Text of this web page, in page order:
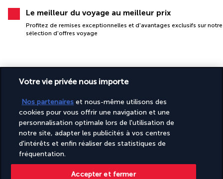
Le meilleur du voyage au meilleur prix
Profitez de remises exceptionnelles et d'avantages exclusifs sur notre
sélection d'offres voyage
PAIEMENT SÉCURISÉ
Votre vie privée nous importe
Nos partenaires et nous-même utilisons des
cookies pour vous offrir une navigation et une
personnalisation optimale lors de l'utilisation de
notre site, adapter les publicités à vos centres
d'intérêts et enfin réaliser des statistiques de
fréquentation.
Accepter et fermer